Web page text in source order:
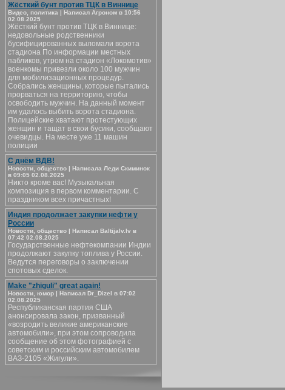
Жёсткий бунт против ТЦК в Виннице
Видео, политика | Написал Агроном в 10:56
02.08.2025
Жёсткий бунт против ТЦК в Виннице:
недовольные родственники
бусифицированных выломали ворота
стадиона По информации местных
пабликов, утром на стадион «Локомотив»
военкомы привезли около 100 мужчин
для мобилизационных процедур.
Собрались женщины, которые пытались
прорваться на территорию, чтобы
освободить мужчин. На данный момент
им удалось выбить ворота стадиона.
Полицейские хватают протестующих
женщин и тащат в свои бусики, сообщают
очевидцы. На месте уже 11 машин
полиции
С днём ВДВ!
Новости, общество | Написала Леди Скиминок
в 09:05 02.08.2025
Никто кроме вас! Музыкальная
композиция в первом комментарии. С
праздником всех причастных!
Индия продолжает закупки нефти у
России
Новости, общество | Написал Baltijalv.lv в
07:42 02.08.2025
Государственные нефтекомпании Индии
продолжают закупку топлива у России.
Ведутся переговоры о заключении
спотовых сделок.
Make "zhiguli" great again!
Новости, юмор | Написал Dr_Dizel в 07:02
02.08.2025
Республиканская партия США
анонсировала закон, призванный
«возродить великие американские
автомобили», при этом сопроводила
сообщение об этом фотографией с
советским и российским автомобилем
ВАЗ-2105 «Жигули».